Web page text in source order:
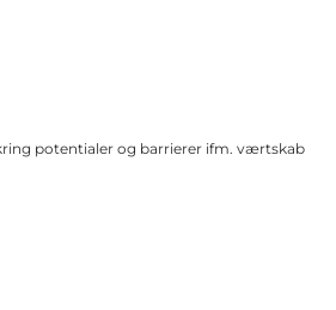
potentialer og barrierer ifm. værtskab